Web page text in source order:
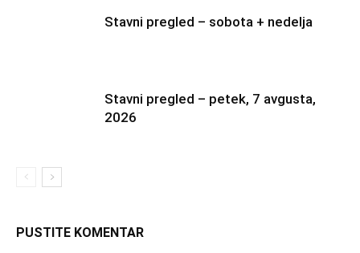
Stavni pregled – sobota + nedelja
Stavni pregled – petek, 7 avgusta,
2026
PUSTITE KOMENTAR